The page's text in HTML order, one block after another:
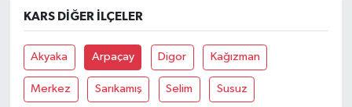
KARS DIĞER İLÇELER
Akyaka Arpaçay Digor Kağızman
Merkez Sarıkamış Selim Susuz